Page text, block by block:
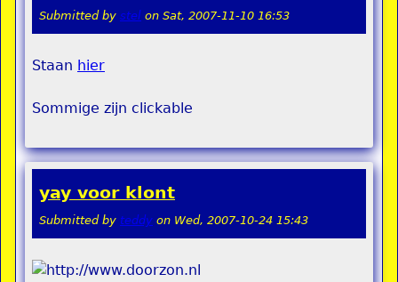
Submitted by stel on Sat, 2007-11-10 16:53
Staan hier
Sommige zijn clickable
yay voor klont
Submitted by teddy on Wed, 2007-10-24 15:43